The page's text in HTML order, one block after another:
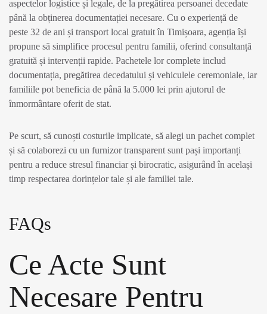
aspectelor logistice și legale, de la pregătirea persoanei decedate
până la obținerea documentației necesare. Cu o experiență de
peste 32 de ani și transport local gratuit în Timișoara, agenția își
propune să simplifice procesul pentru familii, oferind consultanță
gratuită și intervenții rapide. Pachetele lor complete includ
documentația, pregătirea decedatului și vehiculele ceremoniale, iar
familiile pot beneficia de până la 5.000 lei prin ajutorul de
înmormântare oferit de stat.
Pe scurt, să cunoști costurile implicate, să alegi un pachet complet
și să colaborezi cu un furnizor transparent sunt pași importanți
pentru a reduce stresul financiar și birocratic, asigurând în același
timp respectarea dorințelor tale și ale familiei tale.
FAQs
Ce Acte Sunt
Necesare Pentru